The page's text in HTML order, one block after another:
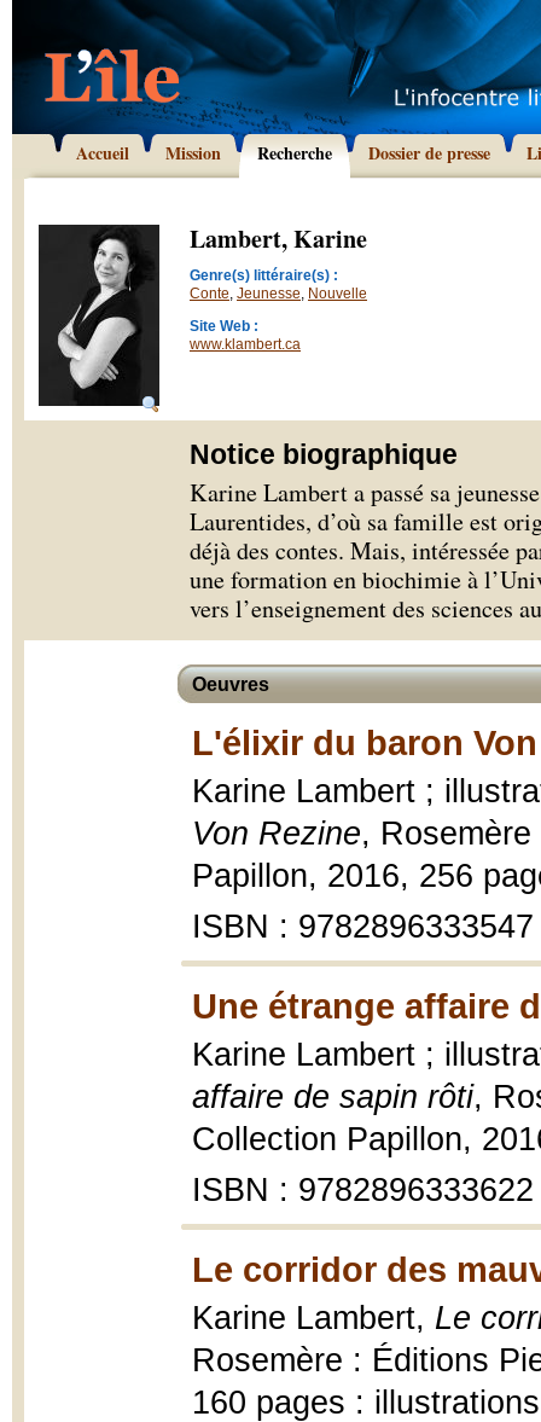
Accueil Mission Recherche Dossier de presse
Lambert, Karine
Genre(s) littéraire(s) :
Conte, Jeunesse, Nouvelle
Site Web :
www.klambert.ca
Notice biographique
Karine Lambert a passé sa
Laurentides, d’où sa famille est
déjà des contes. Mais, intéressée
une formation en biochimie à
vers l’enseignement des sciences
Oeuvres
L'élixir du baron
Karine Lambert ;
Von Rezine,
Papillon, 2016, 256
ISBN : 9782896333547
Une étrange affaire
Karine Lambert ;
affaire de sapin rôti,
Collection Papillon,
ISBN : 9782896333622
Le corridor des
Karine Lambert, Le
Rosemère : Éditions
160 pages :